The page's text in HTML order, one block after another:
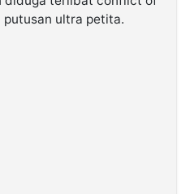
ultra petita.